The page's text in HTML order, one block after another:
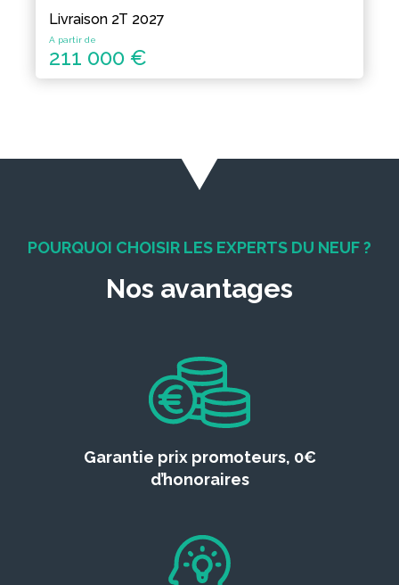
Livraison 2T 2027
A partir de
211 000 €
POURQUOI CHOISIR LES EXPERTS DU NEUF ?
Nos avantages
Garantie prix promoteurs, 0€
d’honoraires